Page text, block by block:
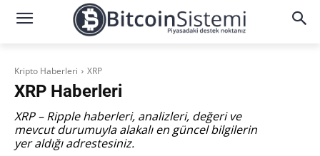
Kripto Haberleri XRP
XRP Haberleri
XRP – Ripple haberleri, analizleri, değeri ve
mevcut durumuyla alakalı en güncel bilgilerin
yer aldığı adrestesiniz.